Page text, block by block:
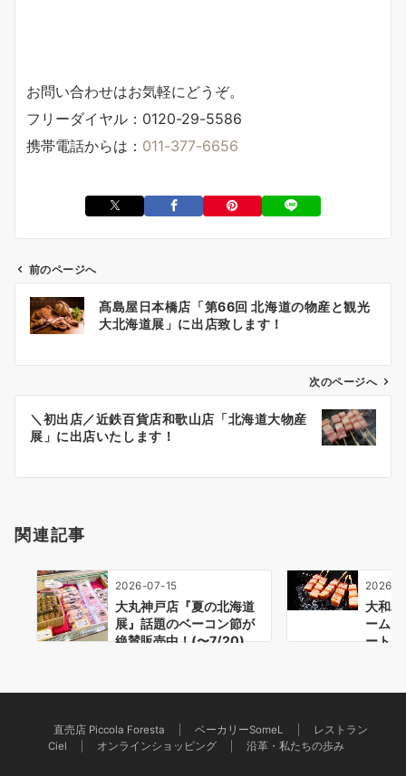
お問い合わせはお気軽にどうぞ。
フリーダイヤル：0120-29-5586
携帯電話からは： 011-377-6656
ビ
ン
前のページへ
髙島屋日本橋店「第66回 北海道の物産と観光
大北海道展」に出店致します！
次のページへ
＼初出店／近鉄百貨店和歌山店「北海道大物産
展」に出店いたします！
関連記事
2026-07-15
大丸神戸店『夏の北海道
展』話題のベーコン節が
絶賛販売中！(〜7/20)
2026-
大和
ーム
ート
直売店 Piccola Foresta ベーカリーSomeL
レストラン
Ciel
オンラインショッピング 沿革・私たちの歩み